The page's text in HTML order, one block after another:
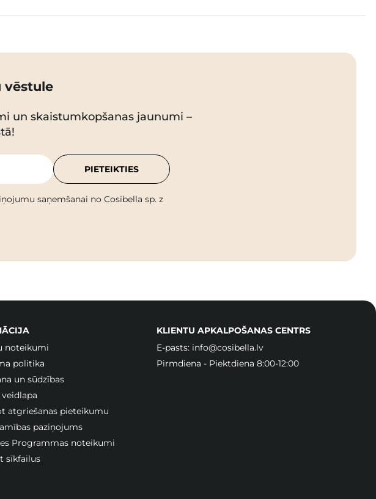
vēstule
un skaistumkopšanas jaunumi –
saņemšanai no Cosibella sp. z
PIETEIKTIES
noteikumi
politika
un sūdzības
atgriešanas pieteikumu
paziņojums
Programmas noteikumi
sīkfailus
KLIENTU APKALPOŠANAS CENTRS
E-pasts: info@cosibella.lv
Pirmdiena - Piektdiena 8:00-12:00